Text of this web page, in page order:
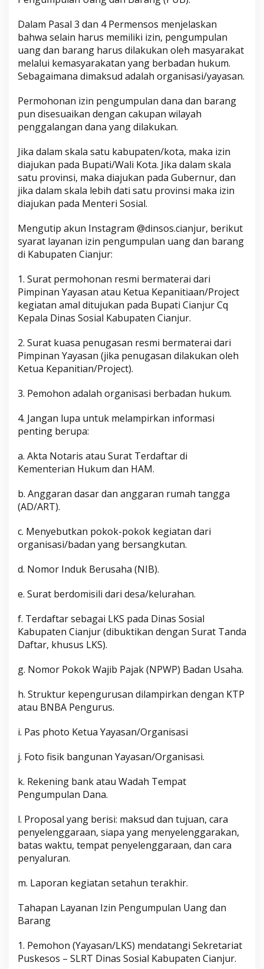
Dalam Pasal 3 dan 4 Permensos menjelaskan
bahwa selain harus memiliki izin, pengumpulan
uang dan barang harus dilakukan oleh masyarakat
melalui kemasyarakatan yang berbadan hukum.
Sebagaimana dimaksud adalah organisasi/yayasan.
Permohonan izin pengumpulan dana dan barang
pun disesuaikan dengan cakupan wilayah
penggalangan dana yang dilakukan.
Jika dalam skala satu kabupaten/kota, maka izin
diajukan pada Bupati/Wali Kota. Jika dalam skala
satu provinsi, maka diajukan pada Gubernur, dan
jika dalam skala lebih dati satu provinsi maka izin
diajukan pada Menteri Sosial.
Mengutip akun Instagram @dinsos.cianjur, berikut
syarat layanan izin pengumpulan uang dan barang
di Kabupaten Cianjur:
1. Surat permohonan resmi bermaterai dari
Pimpinan Yayasan atau Ketua Kepanitiaan/Project
kegiatan amal ditujukan pada Bupati Cianjur Cq
Kepala Dinas Sosial Kabupaten Cianjur.
2. Surat kuasa penugasan resmi bermaterai dari
Pimpinan Yayasan (jika penugasan dilakukan oleh
Ketua Kepanitian/Project).
3. Pemohon adalah organisasi berbadan hukum.
4. Jangan lupa untuk melampirkan informasi
penting berupa:
a. Akta Notaris atau Surat Terdaftar di
Kementerian Hukum dan HAM.
b. Anggaran dasar dan anggaran rumah tangga
(AD/ART).
c. Menyebutkan pokok-pokok kegiatan dari
organisasi/badan yang bersangkutan.
d. Nomor Induk Berusaha (NIB).
e. Surat berdomisili dari desa/kelurahan.
f. Terdaftar sebagai LKS pada Dinas Sosial
Kabupaten Cianjur (dibuktikan dengan Surat Tanda
Daftar, khusus LKS).
g. Nomor Pokok Wajib Pajak (NPWP) Badan Usaha.
h. Struktur kepengurusan dilampirkan dengan KTP
atau BNBA Pengurus.
i. Pas photo Ketua Yayasan/Organisasi
j. Foto fisik bangunan Yayasan/Organisasi.
k. Rekening bank atau Wadah Tempat
Pengumpulan Dana.
l. Proposal yang berisi: maksud dan tujuan, cara
penyelenggaraan, siapa yang menyelenggarakan,
batas waktu, tempat penyelenggaraan, dan cara
penyaluran.
m. Laporan kegiatan setahun terakhir.
Tahapan Layanan Izin Pengumpulan Uang dan
Barang
1. Pemohon (Yayasan/LKS) mendatangi Sekretariat
Puskesos – SLRT Dinas Sosial Kabupaten Cianjur.